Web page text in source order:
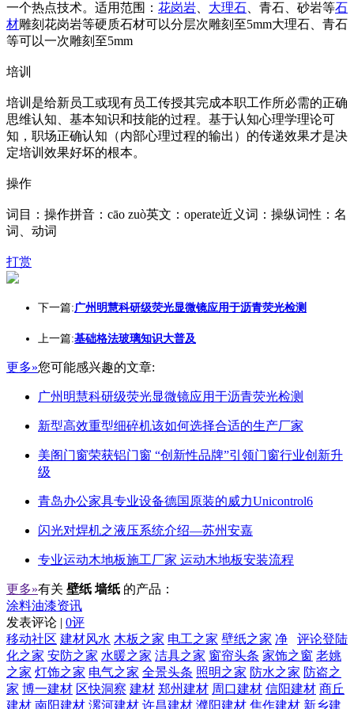
一个热点技术。适用范围： 花岗岩 大理石 、青石、砂岩等石
材雕刻花岗岩等硬质石材可以分层次雕刻至5mm大理石、青石
等可以一次雕刻至5mm
培训
培训是给新员工或现有员工传授其完成本职工作所必需的正确
思维认知、基本知识和技能的过程。基于认知心理学理论可
知，职场正确认知（内部心理过程的输出）的传递效果才是决
定培训效果好坏的根本。
操作
词目：操作拼音：cāo zuò英文：operate近义词：操纵词性：名
词、动词
打赏
下一篇:广州明慧科研级荧光显微镜应用于沥青荧光检测
上一篇:基础格法玻璃知识大普及
更多»您可能感兴趣的文章:
广州明慧科研级荧光显微镜应用于沥青荧光检测
新型高效重型细碎机该如何选择合适的生产厂家
美阁门窗荣获铝门窗 “创新性品牌”引领门窗行业创新升
级
青岛办公家具专业设备德国原装的威力Unicontrol6
闪光对焊机之液压系统介绍—苏州安嘉
专业运动木地板施工厂家 运动木地板安装流程
更多»有关 壁纸 墙纸 的产品：
涂料油漆资讯
发表评论 | 0评
评论登陆
移动社区 建材风水 木板之家 电工之家 壁纸之家 净
化之家 安防之家 水暖之家 洁具之家 窗帘头条 家饰之窗 老姚
之家 灯饰之家 电气之家 全景头条 照明之家 防水之家 防盗之
家 博一建材 区快洞察 建材 郑州建材 周口建材 信阳建材 商丘
建材 南阳建材 漯河建材 许昌建材 濮阳建材 焦作建材 新乡建